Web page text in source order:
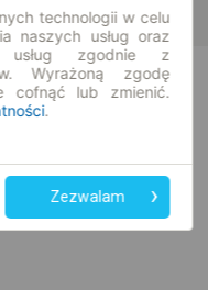
zmień kryteria
technologii w celu
naszych usług oraz
usług zgodnie z
Wyrażoną zgodę
cofnąć lub zmienić.
.
Zezwalam